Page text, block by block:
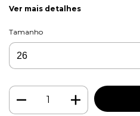
Ver mais detalhes
Tamanho